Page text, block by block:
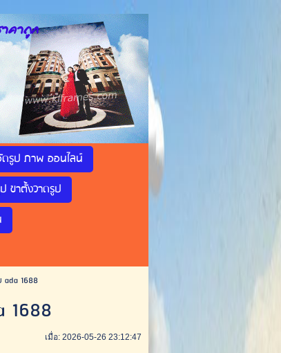
คาถูก
รูป ภาพ ออนไลน์
ขาตั้งวาดรูป
ada 1688
1688
เมื่อ: 2026-05-26 23:12:47